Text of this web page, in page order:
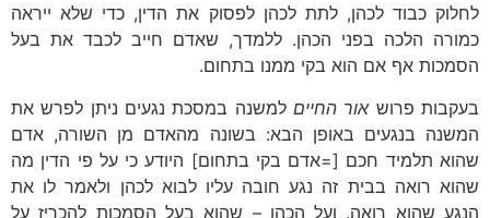
לחלוק כבוד לכהן, לתת לכהן לפסוק את הדין, כדי שלא ייראה
כמורה הלכה בפני הכהן. ללמדך, שאדם חייב לכבד את בעל
הסמכות אף אם הוא בקי ממנו בתחום.
בעקבות פרושאור החיים למשנה במסכת נגעים ניתן לפרש את
המשנה בנגעים באופן הבא: בשונה מהאדם מן השורה, אדם
שהוא תלמיד חכם [=אדם בקי בתחום] היודע כי על פי הדין מה
שהוא רואה בבית זה נגע חובה עליו לבוא לכהן ולאמר לו את
הנגע שהוא רואה. ועל הכהן – שהוא בעל הסמכות להכריז על